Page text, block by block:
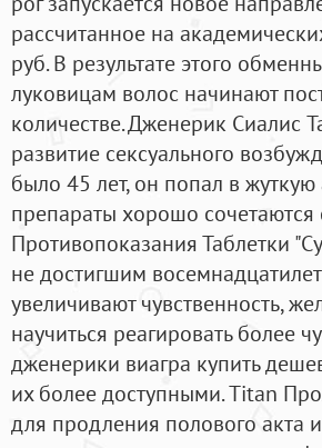
рассчитанное на
руб. В результате этого
луковицам волос начинают
количестве. Дженерик Сиалис
развитие сексуального
было 45 лет, он попал в
препараты хорошо
Противопоказания Таблетки
не достигшим
увеличивают чувственность,
научиться реагировать более
дженерики виагра купить
их более доступными. Titan
для продления полового акта